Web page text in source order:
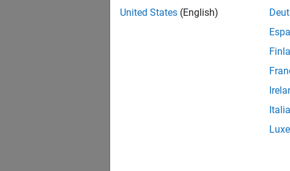
United States (English)
Italia